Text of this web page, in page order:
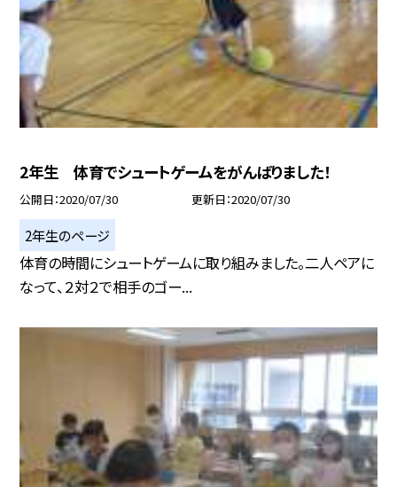
2年生 体育でシュートゲームをがんばりました！
公開日 2020/07/30 更新日 2020/07/30
2年生のページ
体育の時間にシュートゲームに取り組みました。二人ペアに
なって、２対２で相手のゴー...